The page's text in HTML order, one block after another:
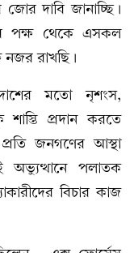
জোর দাবি জানাচ্ছি।
পক্ষ থেকে এসকল
নজর রাখছি।
মতো নৃশংস,
শাস্তি প্রদান করতে
জনগণের আস্থা
পলাতক
বিচার কাজ